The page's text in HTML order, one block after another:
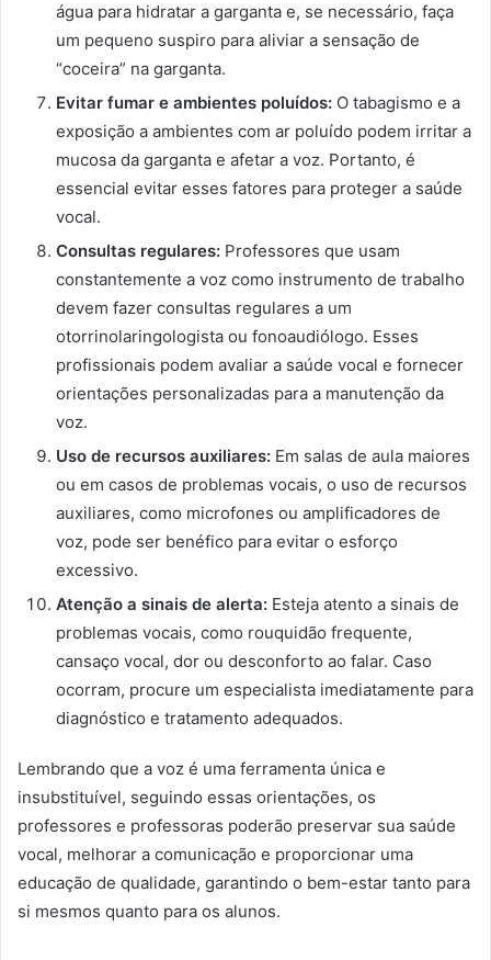
água para hidratar a garganta e, se necessário, faça
um pequeno suspiro para aliviar a sensação de
“coceira” na garganta.
Evitar fumar e ambientes poluídos: O tabagismo e a
exposição a ambientes com ar poluído podem irritar a
mucosa da garganta e afetar a voz. Portanto, é
essencial evitar esses fatores para proteger a saúde
vocal.
Consultas regulares: Professores que usam
constantemente a voz como instrumento de trabalho
devem fazer consultas regulares a um
otorrinolaringologista ou fonoaudiólogo. Esses
profissionais podem avaliar a saúde vocal e fornecer
orientações personalizadas para a manutenção da
voz.
Uso de recursos auxiliares: Em salas de aula maiores
ou em casos de problemas vocais, o uso de recursos
auxiliares, como microfones ou amplificadores de
voz, pode ser benéfico para evitar o esforço
excessivo.
Atenção a sinais de alerta: Esteja atento a sinais de
problemas vocais, como rouquidão frequente,
cansaço vocal, dor ou desconforto ao falar. Caso
ocorram, procure um especialista imediatamente para
diagnóstico e tratamento adequados.
Lembrando que a voz é uma ferramenta única e
insubstituível, seguindo essas orientações, os
professores e professoras poderão preservar sua saúde
vocal, melhorar a comunicação e proporcionar uma
educação de qualidade, garantindo o bem-estar tanto para
si mesmos quanto para os alunos.